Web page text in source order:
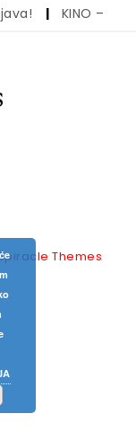
KINO –
Themes